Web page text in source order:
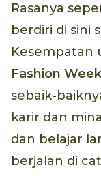
Rasanya
berdiri di sini
Kesempatan
Fashion Week
sebaik-
karir dan
dan belajar
berjalan di